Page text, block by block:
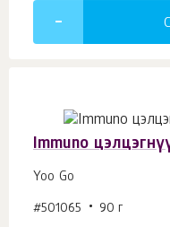
Immuno
Yoo Gо
#501065 90 г